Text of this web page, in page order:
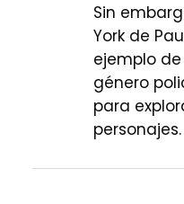
Sin
York de
ejemplo
género
para
personajes.